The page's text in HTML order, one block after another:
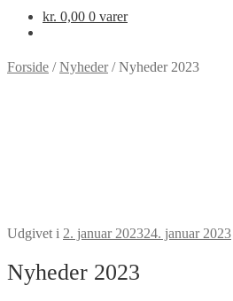
kr. 0,00 0 varer
Forside /Nyheder/Nyheder 2023
Udgivet i 2. januar 202324. januar 2023
Nyheder 2023